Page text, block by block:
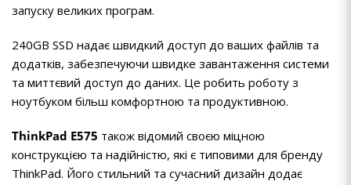
запуску великих програм.
240GB SSD надає швидкий доступ до ваших файлів та
додатків, забезпечуючи швидке завантаження системи
та миттєвий доступ до даних. Це робить роботу з
ноутбуком більш комфортною та продуктивною.
ThinkPad E575 також відомий своєю міцною
конструкцією та надійністю, які є типовими для бренду
ThinkPad. Його стильний та сучасний дизайн додає